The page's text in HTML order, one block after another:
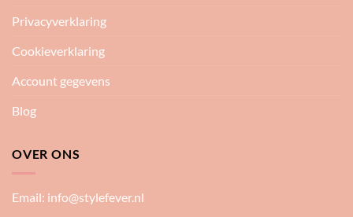
Privacyverklaring
Cookieverklaring
Account gegevens
Blog
OVER ONS
Email: info@stylefever.nl